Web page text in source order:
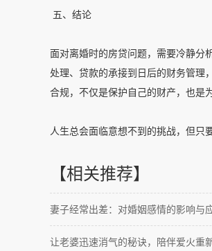
五、结论
面对离婚时的房贷问题，需要冷静分
处理、贷款的承接到日后的财务管理
合规，不仅是保护自己的财产，也是
人生总会面临意想不到的挑战，但只
【相关推荐】
妻子经常出差：对婚姻感情的影响与
让老婆迅速消气的秘诀，陪伴爱火重